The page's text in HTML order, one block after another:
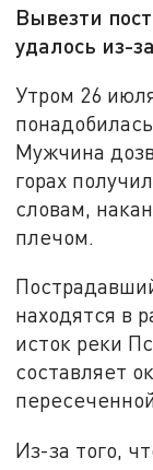
Вывезти
удалось из-
Утром 26
Мужчина
горах
словам,
плечом.
находятся в
исток реки
составляет
Из-за того,